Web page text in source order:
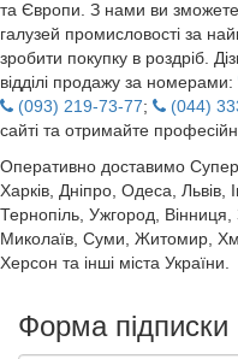
та Європи. З нами ви зможете
галузей промисловості за
зробити покупку в роздріб.
відділі продажу за номерами:
(093) 219-73-77; (044)
сайті та отримайте
Оперативно доставимо
Харків, Дніпро, Одеса, Львів,
Тернопіль, Ужгород, Вінниця,
Миколаїв, Суми, Житомир,
Херсон та інші міста України.
Форма підписки